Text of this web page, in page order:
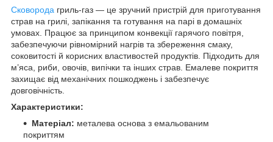
Сковорода гриль-газ — це зручний пристрій для приготування
страв на грилі, запікання та готування на парі в домашніх
умовах. Працює за принципом конвекції гарячого повітря,
забезпечуючи рівномірний нагрів та збереження смаку,
соковитості й корисних властивостей продуктів. Підходить для
м’яса, риби, овочів, випічки та інших страв. Емалеве покриття
захищає від механічних пошкоджень і забезпечує
довговічність.
Характеристики:
Матеріал: металева основа з емальованим
покриттям